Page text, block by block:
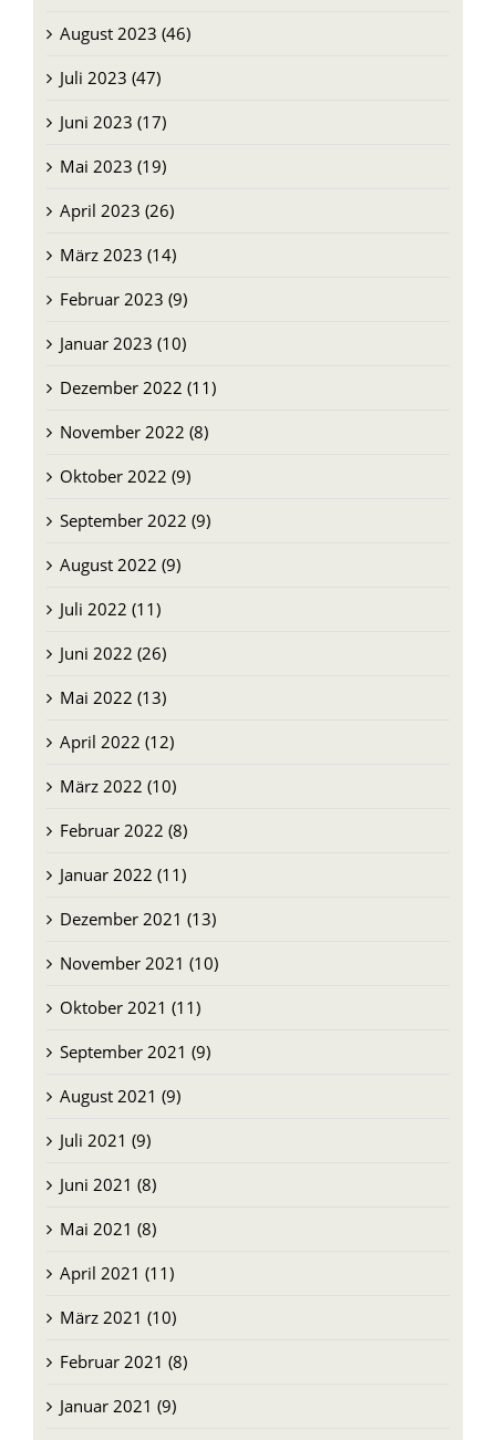
Juli 2023 (47)
Juni 2023 (17)
Mai 2023 (19)
April 2023 (26)
März 2023 (14)
Februar 2023 (9)
Januar 2023 (10)
Dezember 2022 (11)
November 2022 (8)
Oktober 2022 (9)
September 2022 (9)
August 2022 (9)
Juli 2022 (11)
Juni 2022 (26)
Mai 2022 (13)
April 2022 (12)
März 2022 (10)
Februar 2022 (8)
Januar 2022 (11)
Dezember 2021 (13)
November 2021 (10)
Oktober 2021 (11)
September 2021 (9)
August 2021 (9)
Juli 2021 (9)
Juni 2021 (8)
Mai 2021 (8)
April 2021 (11)
März 2021 (10)
Februar 2021 (8)
Januar 2021 (9)
Dezember 2020 (10)